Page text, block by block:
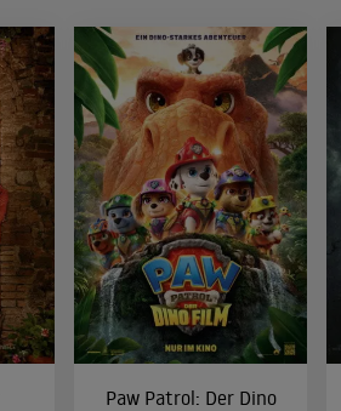
Paw Patrol: Der Dino